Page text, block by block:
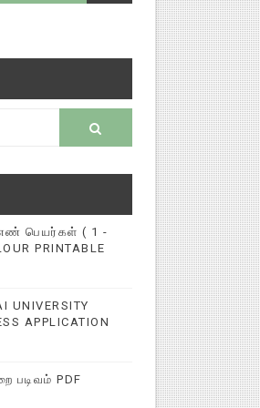
செய்தி இணையதளத்தில்
பெயர்கள் ( 1 -
PRINTABLE
UNIVERSITY
APPLICATION
படிவம் PDF